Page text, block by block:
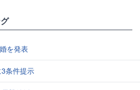
を発表
条件提示